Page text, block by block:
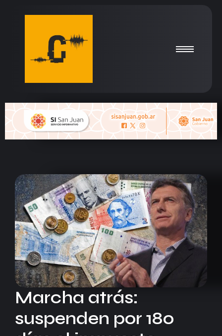
Marcha atrás:
suspenden por 180